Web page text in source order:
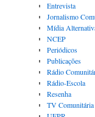
Entrevista
Jornalismo
Mídia
NCEP
Periódicos
Publicações
Rádio
Rádio-Escola
Resenha
TV Comunitária